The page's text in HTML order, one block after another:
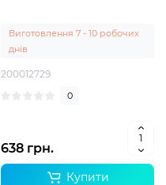
Виготовлення 7 - 10 робочих
днів
200012729
0
638 грн.
Купити